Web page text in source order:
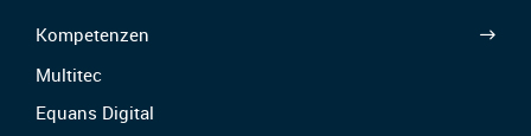
Kompetenzen
Multitec
Equans Digital